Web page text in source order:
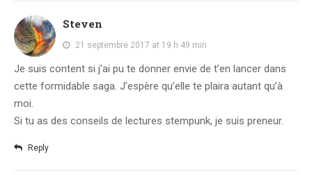
Steven
21 septembre 2017 at 19 h 49 min
Je suis content si j’ai pu te donner envie de t’en lancer dans
cette formidable saga. J’espère qu’elle te plaira autant qu’à
moi.
Si tu as des conseils de lectures stempunk, je suis preneur.
Reply